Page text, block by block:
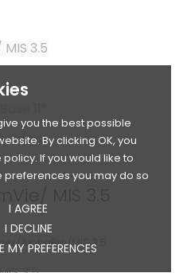
you the best possible
By clicking OK, you
If you would like to
you may do so
I AGREE
I DECLINE
MY PREFERENCES
MIS 3.5
AlphaBio/MIS 3.5